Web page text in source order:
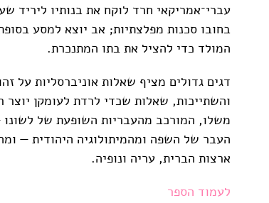
עברי־אמריקאי חרד לוקח את בנותיו ליריד
בחובו סכנות מפלצתיות; אב יוצא למסע
המולד כדי להציל את בתו המתנכרת.
דגים גדולים מציף שאלות אוניברסליות על
והשתייכות, שאלות שכדי לרדת לעומקן יוצר
משלו, המורכב מהעבריות השופעת של לשונו
העבר של השפה ומהמיתולוגיה היהודית —
ארצות הברית, עריה ונופיה.
לעמוד הספר